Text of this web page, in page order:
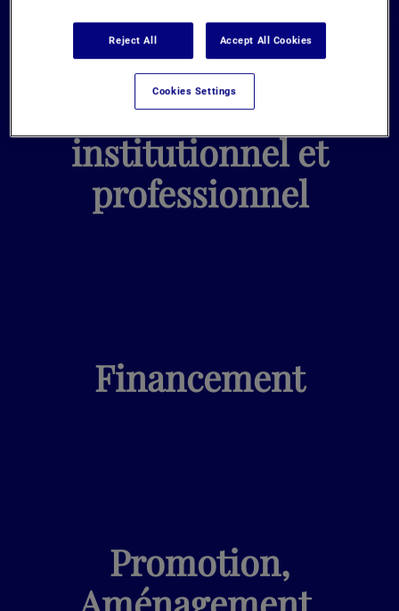
Investissement
institutionnel et
professionnel
Financement
Promotion,
Reject All Accept All Cookies
Cookies Settings